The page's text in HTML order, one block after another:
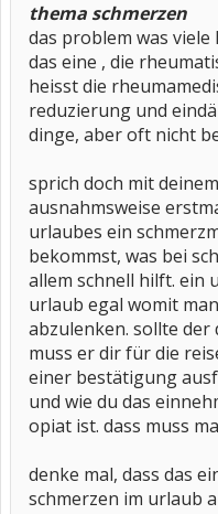
thema schmerzen
das problem was viele
das eine , die
heisst die
reduzierung und
dinge, aber oft nicht
sprich doch mit
ausnahmsweise
urlaubes ein
bekommst, was bei
allem schnell hilft. ein
urlaub egal womit
abzulenken. sollte
muss er dir für die
einer bestätigung
und wie du das
opiat ist. dass muss
denke mal, dass das
schmerzen im urlaub